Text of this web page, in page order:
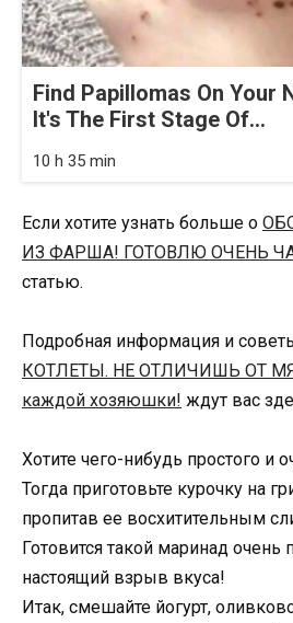
Find Papillomas On Your
It's The First Stage Of...
10 h 35 min
Если хотите узнать больше о
ИЗ ФАРША! ГОТОВЛЮ ОЧЕНЬ
статью.
Подробная информация и
КОТЛЕТЫ. НЕ ОТЛИЧИШЬ ОТ
каждой хозяюшки! ждут вас
Хотите чего-нибудь простого и
Тогда приготовьте курочку на
пропитав ее восхитительным
Готовится такой маринад очень
настоящий взрыв вкуса!
Итак, смешайте йогурт,